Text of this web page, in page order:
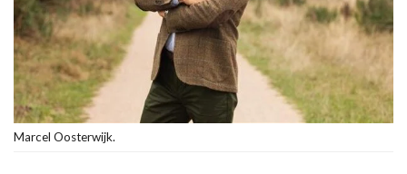
Marcel Oosterwijk.